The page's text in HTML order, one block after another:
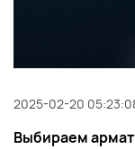
2025-02-20
Выбираем